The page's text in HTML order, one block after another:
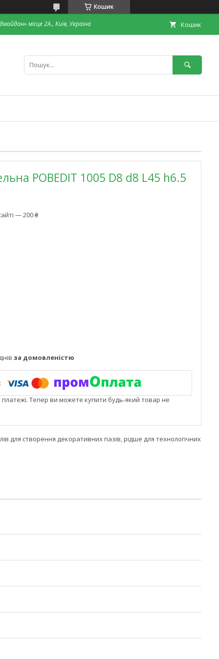
Кошик
місце 2А., Київ, Україна Кошик
POBEDIT 1005 D8 d8 L45 h6.5
— 200 ₴
за домовленістю
платежі. Тепер ви можете купити будь-який товар не
для створення декоративних пазів, рідше для технологічних